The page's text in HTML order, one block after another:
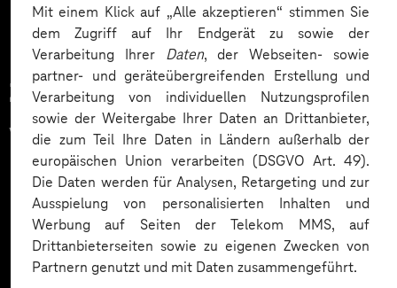
Mit einem Klick auf „Alle akzeptieren“ stimmen Sie
dem Zugriff auf Ihr Endgerät zu sowie der
Verarbeitung Ihrer Daten, der Webseiten- sowie
partner- und geräteübergreifenden Erstellung und
Verarbeitung von individuellen Nutzungsprofilen
sowie der Weitergabe Ihrer Daten an Drittanbieter,
die zum Teil Ihre Daten in Ländern außerhalb der
europäischen Union verarbeiten (DSGVO Art. 49).
Die Daten werden für Analysen, Retargeting und zur
Ausspielung von personalisierten Inhalten und
Werbung auf Seiten der Telekom MMS, auf
Drittanbieterseiten sowie zu eigenen Zwecken von
Partnern genutzt und mit Daten zusammengeführt.
Zahlreiche Unternehmen
vertrauen auf unsere
Expertise. Hier eine Auswahl: